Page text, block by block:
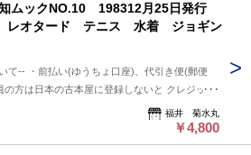
ロネコ便は常時発送可能。 ※※郵便局発送ご利
かかる場合は 祭日明け発送になります。 ※※※
できます。 --保管期間について-- 此方から連絡
しています。 5日間内、購入手続き頂ければ幸
了承のうえ、 購入ご検討頂ければ幸いです。
-- ・レターパックライト 430円 ※追跡番号あ
送料は地方により変わります。 (下記紹介部分
) ※曜日・時間指定ご希望の場合 ※※郵便局
所留め置き可能です。 --発送について-- 振込確
以内で発送致します。 ※郵便局ご利用の場合、
ムックNO.10 198312月25日発行
レオタード テニス 水着 ジョギン
て-- ・前払い(ゆうちょ口座)、代引き便(郵便
の方は日本の古本屋に登録しないと クレジット
ないと思います。 非会員の方は支払い方法を
たは「代金引換」でご利用下さい。 --状態につい
ので痛み (傷/汚れ/折れ/破れ/使用感等)は ある
福井 菊水丸
￥4,800